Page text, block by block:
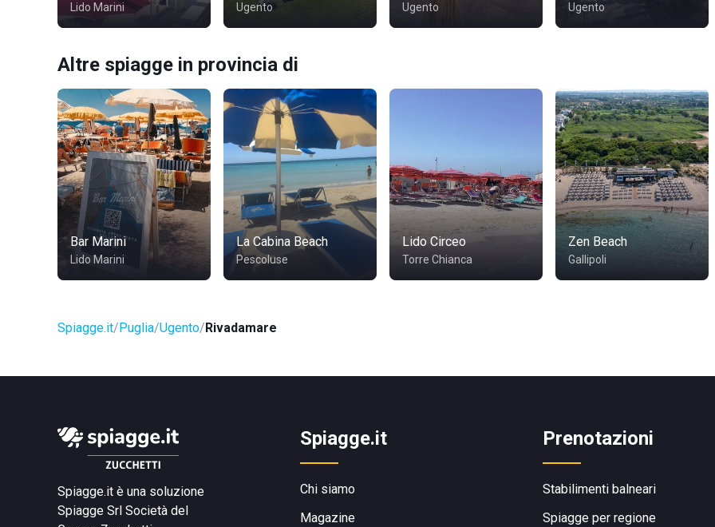
Lido Marini Ugento Ugento Ugento
Altre spiagge in provincia di
Bar Marini
Lido Marini
La Cabina Beach
Pescoluse
Lido Circeo
Torre Chianca
Zen Beach
Gallipoli
Spiagge.it Puglia Ugento Rivadamare
Spiagge.it è una soluzione
Spiagge Srl Società del
Spiagge.it
Chi siamo
Magazine
Prenotazioni
Stabilimenti balneari
Spiagge per regione